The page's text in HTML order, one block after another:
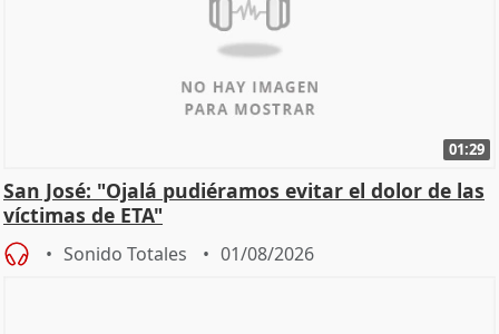
01:29
San José: "Ojalá pudiéramos evitar el dolor de las
víctimas de ETA"
Sonido Totales 01/08/2026